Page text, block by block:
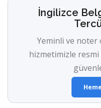
İngilizce
Yeminli ve noter
hizmetimizle